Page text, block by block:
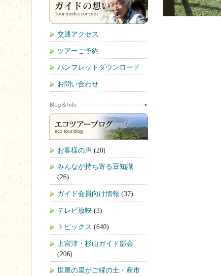
交通アクセス
ツアーご予約
パンフレットダウンロード
お問い合わせ
お客様の声 (20)
みんなが持ち寄る豆知識
(26)
ガイド会員向け情報 (37)
テレビ放映 (3)
トピックス (640)
上宮津・杉山ガイド部会
(206)
世屋の里がご縁の土・産市